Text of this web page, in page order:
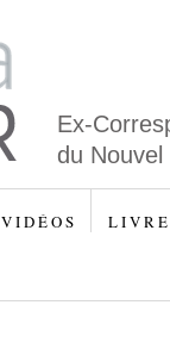
Ex-
du
V I D É O S L I V R E